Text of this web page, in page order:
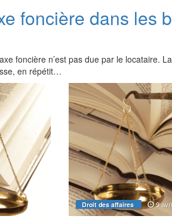
foncière dans les
foncière n’est pas due par le locataire.
en répétit…
Droit des affaires 9